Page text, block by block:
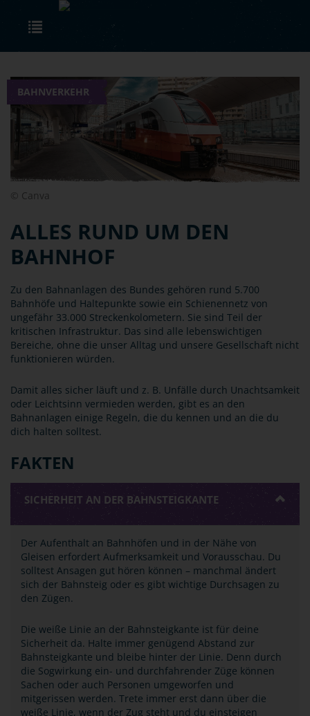
Skip to main content
BAHNVERKEHR
© Canva
ALLES RUND UM DEN
BAHNHOF
Zu den Bahnanlagen des Bundes gehören rund 5.700
Bahnhöfe und Haltepunkte sowie ein Schienennetz von
ungefähr 33.000 Streckenkolometern. Sie sind Teil der
kritischen Infrastruktur. Das sind alle lebenswichtigen
Bereiche, ohne die unser Alltag und unsere Gesellschaft nicht
funktionieren würden.
Damit alles sicher läuft und z. B. Unfälle durch Unachtsamkeit
oder Leichtsinn vermieden werden, gibt es an den
Bahnanlagen einige Regeln, die du kennen und an die du
dich halten solltest.
FAKTEN
SICHERHEIT AN DER BAHNSTEIGKANTE
Der Aufenthalt an Bahnhöfen und in der Nähe von
Gleisen erfordert Aufmerksamkeit und Vorausschau. Du
solltest Ansagen gut hören können – manchmal ändert
sich der Bahnsteig oder es gibt wichtige Durchsagen zu
den Zügen.
Die weiße Linie an der Bahnsteigkante ist für deine
Sicherheit da. Halte immer genügend Abstand zur
Bahnsteigkante und bleibe hinter der Linie. Denn durch
die Sogwirkung ein- und durchfahrender Züge können
Sachen oder auch Personen umgeworfen und
mitgerissen werden. Trete immer erst dann über die
weiße Linie, wenn der Zug steht und du einsteigen